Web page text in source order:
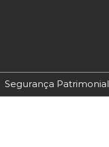
Segurança Patrimonial